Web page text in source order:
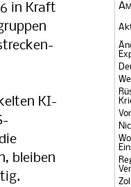
in Kraft
KI-
bleiben